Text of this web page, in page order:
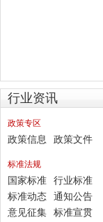
行业资讯
政策专区
政策信息 政策文件
标准法规
国家标准
行业标准
标准动态
通知公告
意见征集
标准宣贯